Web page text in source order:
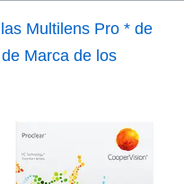
Multilens Pro * de
Marca de los